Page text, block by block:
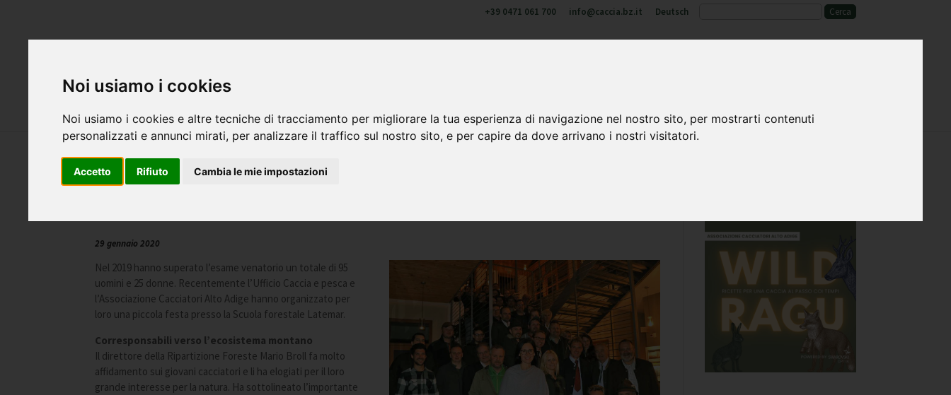
Noi usiamo i cookies
Noi usiamo i cookies e altre tecniche di tracciamento per migliorare la tua esperienza di navigazione nel nostro sito, per mostrarti contenuti
personalizzati e annunci mirati, per analizzare il traffico sul nostro sito, e per capire da dove arrivano i nostri visitatori.
Accetto Rifiuto Cambia le mie impostazioni
+39 0471 061 700 info@caccia.bz.it Deutsch
29 gennaio 2020
Nel 2019 hanno superato l’esame venatorio un totale di 95
uomini e 25 donne. Recentemente l’Ufficio Caccia e pesca e
l’Associazione Cacciatori Alto Adige hanno organizzato per
loro una piccola festa presso la Scuola forestale Latemar.
Corresponsabili verso l’ecosistema montano
Il direttore della Ripartizione Foreste Mario Broll fa molto
affidamento sui giovani cacciatori e li ha elogiati per il loro
grande interesse per la natura. Ha sottolineato l’importante